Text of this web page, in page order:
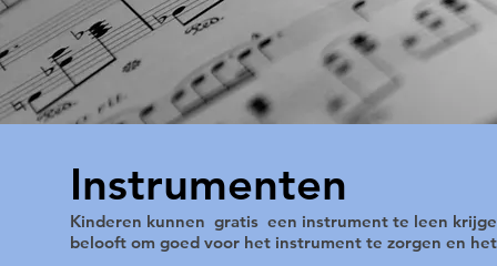
Instrumenten
Kinderen kunnen gratis een instrument te leen
belooft om goed voor het instrument te zorgen en